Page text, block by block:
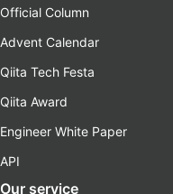
Official Column
Advent Calendar
Qiita Tech Festa
Qiita Award
Engineer White Paper
API
Our service